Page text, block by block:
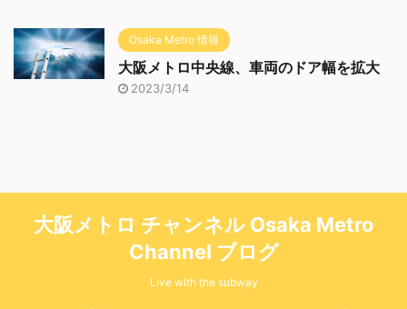
Osaka Metro 情報
大阪メトロ中央線、車両のドア幅を拡大
2023/3/14
大阪メトロ チャンネル Osaka Metro
Channel ブログ
Live with the subway